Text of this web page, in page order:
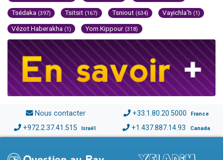
Tsédaka (397) Tsitsit (167) Tsniout (634) Vayichla'h (1)
Vézot Haberakha (1) Yom Kippour (318)
Nous contacter +33.1.80.20.5000 France
+972.2.37.41.515 Israël +1.437.887.14.93 Canada